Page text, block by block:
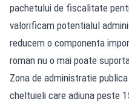
pachetului de fiscalitate
valorificam potentialul
reducem o componenta
roman nu o mai poate
Zona de administratie
cheltuieli care adiuna peste